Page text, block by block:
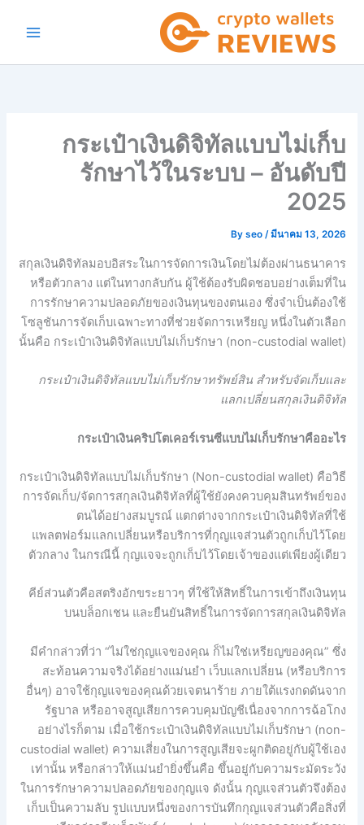
content
กระเป๋าเงินดิจิทัลแบบไม่เก็บ
รักษาไว้ในระบบ – อันดับปี
2025
By seo /มีนาคม 13, 2026
สกุลเงินดิจิทัลมอบอิสระในการจัดการเงินโดยไม่ต้องผ่านธนาคาร
หรือตัวกลาง แต่ในทางกลับกัน ผู้ใช้ต้องรับผิดชอบอย่างเต็มที่ใน
การรักษาความปลอดภัยของเงินทุนของตนเอง ซึ่งจำเป็นต้องใช้
โซลูชันการจัดเก็บเฉพาะทางที่ช่วยจัดการเหรียญ หนึ่งในตัวเลือก
นั้นคือ กระเป๋าเงินดิจิทัลแบบไม่เก็บรักษา (non-custodial wallet)
กระเป๋าเงินดิจิทัลแบบไม่เก็บรักษาทรัพย์สิน สำหรับจัดเก็บและ
แลกเปลี่ยนสกุลเงินดิจิทัล
กระเป๋าเงินคริปโตเคอร์เรนซีแบบไม่เก็บรักษาคืออะไร
กระเป๋าเงินดิจิทัลแบบไม่เก็บรักษา (Non-custodial wallet) คือวิธี
การจัดเก็บ/จัดการสกุลเงินดิจิทัลที่ผู้ใช้ยังคงควบคุมสินทรัพย์ของ
ตนได้อย่างสมบูรณ์ แตกต่างจากกระเป๋าเงินดิจิทัลที่ใช้
แพลตฟอร์มแลกเปลี่ยนหรือบริการที่กุญแจส่วนตัวถูกเก็บไว้โดย
ตัวกลาง ในกรณีนี้ กุญแจจะถูกเก็บไว้โดยเจ้าของแต่เพียงผู้เดียว
คีย์ส่วนตัวคือสตริงอักขระยาวๆ ที่ใช้ให้สิทธิ์ในการเข้าถึงเงินทุน
บนบล็อกเชน และยืนยันสิทธิ์ในการจัดการสกุลเงินดิจิทัล
มีคำกล่าวที่ว่า “ไม่ใช่กุญแจของคุณ ก็ไม่ใช่เหรียญของคุณ” ซึ่ง
สะท้อนความจริงได้อย่างแม่นยำ เว็บแลกเปลี่ยน (หรือบริการ
อื่นๆ) อาจใช้กุญแจของคุณด้วยเจตนาร้าย ภายใต้แรงกดดันจาก
รัฐบาล หรืออาจสูญเสียการควบคุมบัญชีเนื่องจากการฉ้อโกง
อย่างไรก็ตาม เมื่อใช้กระเป๋าเงินดิจิทัลแบบไม่เก็บรักษา (non-
custodial wallet) ความเสี่ยงในการสูญเสียจะผูกติดอยู่กับผู้ใช้เอง
เท่านั้น หรือกล่าวให้แม่นยำยิ่งขึ้นคือ ขึ้นอยู่กับความระมัดระวัง
ในการรักษาความปลอดภัยของกุญแจ ดังนั้น กุญแจส่วนตัวจึงต้อง
เก็บเป็นความลับ รูปแบบหนึ่งของการบันทึกกุญแจส่วนตัวคือสิ่งที่